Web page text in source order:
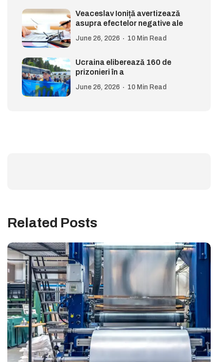
Veaceslav Ioniță avertizează
asupra efectelor negative ale
June 26, 2026 10 Min Read
Ucraina eliberează 160 de
prizonieri în a
June 26, 2026 10 Min Read
Related Posts